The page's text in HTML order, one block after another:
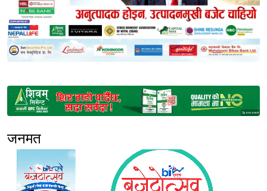
Sponsored
जनमत